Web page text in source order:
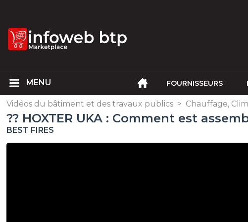
FOURNISSEURS
Vidéos du bâtiment et des travaux publics > Chauffage,
?? HOXTER UKA : Comment est
BEST FIRES